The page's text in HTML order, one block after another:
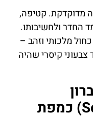
מדוקדקת. קטיפה,
החדר ולחשיבותו.
מלכותי וזהב –
קיסרי שהיה
(Schönbrunn Palace) כמפת